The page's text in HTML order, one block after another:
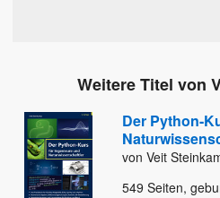
Weitere Titel von
Der Python-
von Veit
549 Seiten,